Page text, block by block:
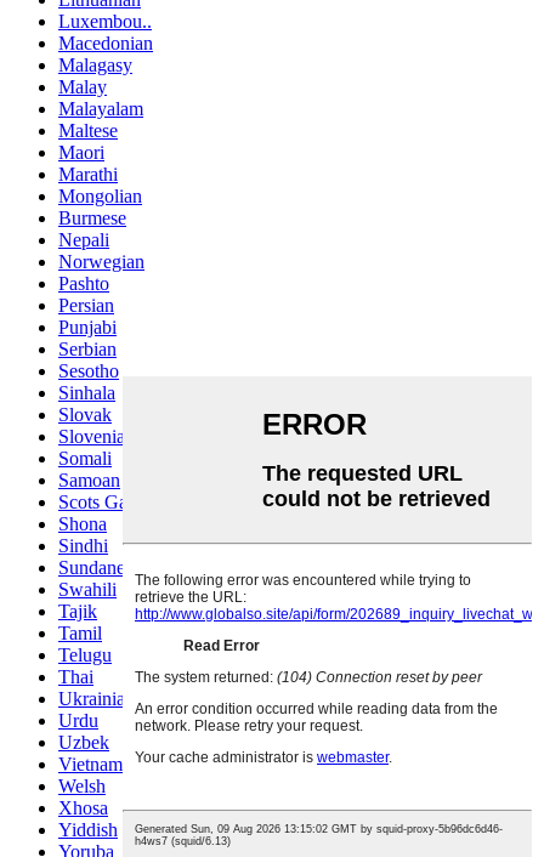
Luxembou..
Macedonian
Malagasy
Malay
Malayalam
Maltese
Maori
Marathi
Mongolian
Burmese
Nepali
Norwegian
Pashto
Persian
Punjabi
Serbian
Sesotho
Sinhala
Slovak
Slovenian
Somali
Samoan
Scots Gaelic
Shona
Sindhi
Sundanese
Swahili
Tajik
Tamil
Telugu
Thai
Ukrainian
Urdu
Uzbek
Vietnamese
Welsh
Xhosa
Yiddish
Yoruba